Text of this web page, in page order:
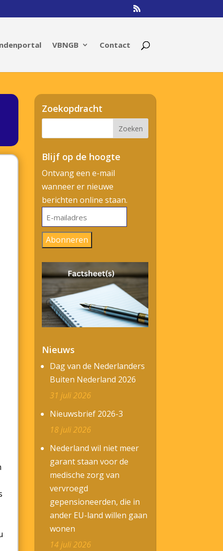
VBNGB Contact
Zoekopdracht
Blijf op de hoogte
Ontvang een e-mail
wanneer er nieuwe
berichten online staan.
E-
mailadres
Abonneren
Nieuws
Dag van de Nederlanders
Buiten Nederland 2026
31 juli 2026
Nieuwsbrief 2026-3
18 juli 2026
Nederland wil niet meer
garant staan voor de
medische zorg van
vervroegd
gepensioneerden, die in
ander EU-land willen gaan
wonen
14 juli 2026